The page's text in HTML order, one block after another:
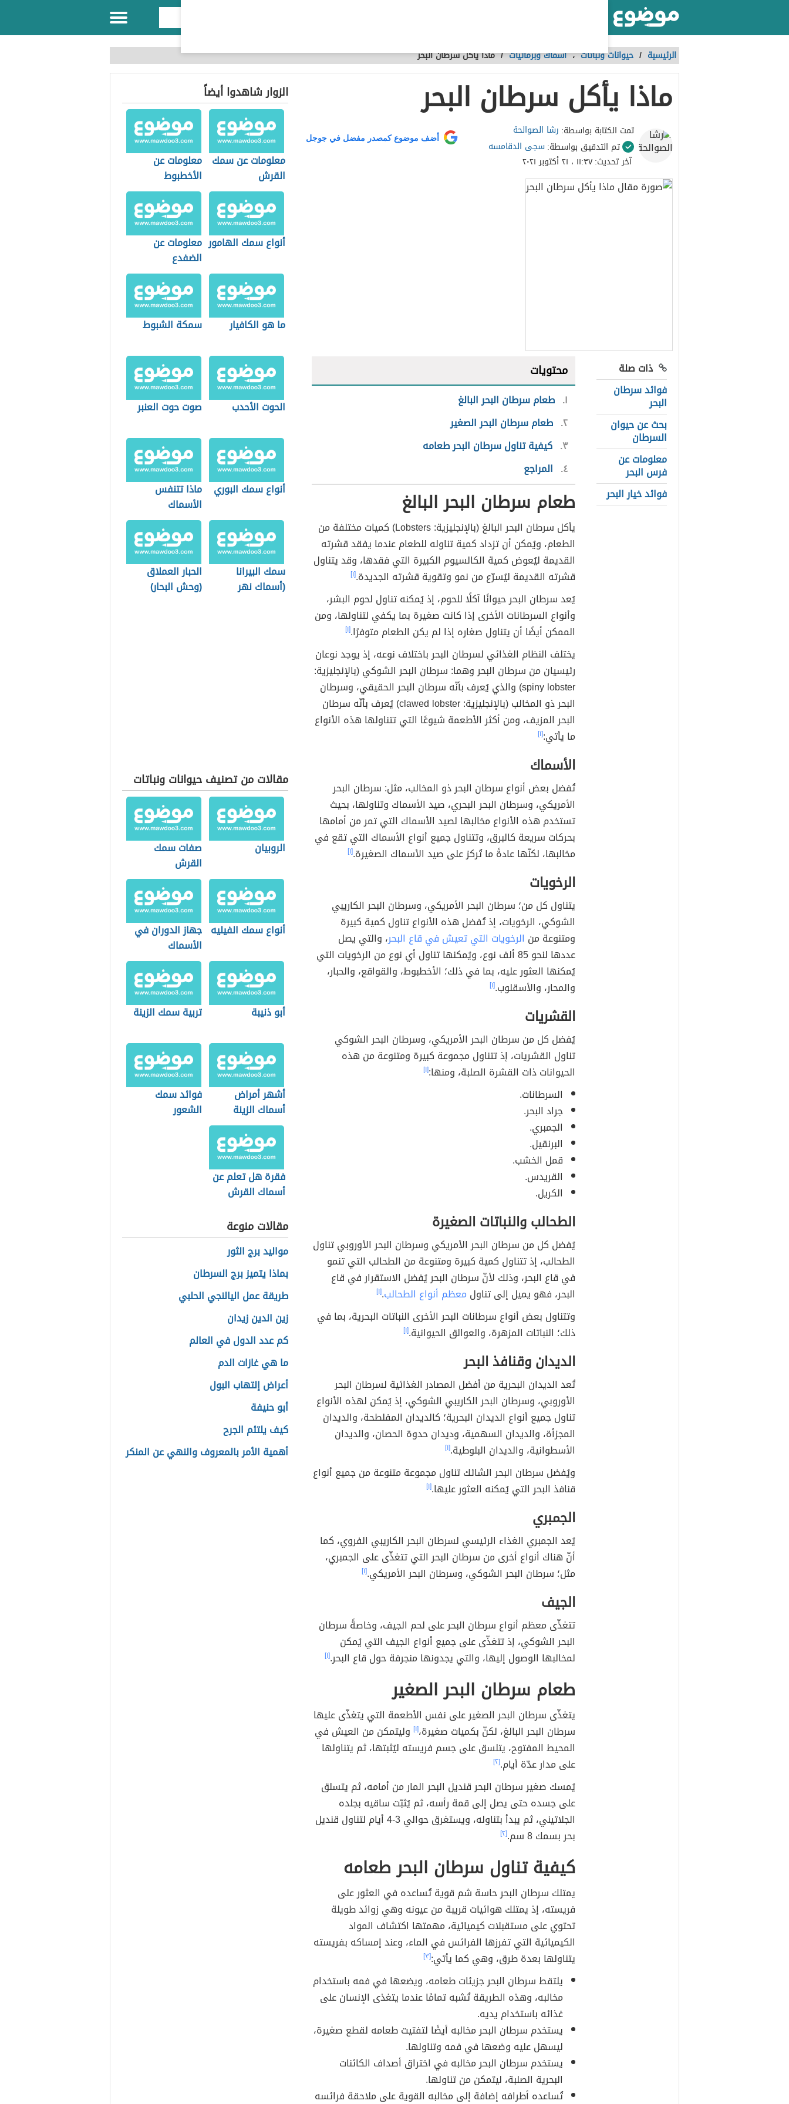
الرئيسية / حيوانات ونباتات،أسماك وبرمائيات /ماذا يأكل سرطان البحر
ماذا يأكل سرطان البحر
تمت الكتابة بواسطة: رشا الصوالحة
تم التدقيق بواسطة:سجى الدقامسه
آخر تحديث:١١:٣٧ ، ٢١ أكتوبر ٢٠٢١
أضف موضوع كمصدر مفضل في جوجل
ذات صلة
فوائد سرطان
البحر
بحث عن حيوان
السرطان
معلومات عن
فرس البحر
فوائد خيار البحر
محتويات
١ طعام سرطان البحر البالغ
٢ طعام سرطان البحر الصغير
٣ كيفية تناول سرطان البحر طعامه
٤ المراجع
طعام سرطان البحر البالغ
يأكل سرطان البحر البالغ (بالإنجليزية: Lobsters) كميات مختلفة من
الطعام، ويُمكن أن تزداد كمية تناوله للطعام عندما يفقد قشرته
القديمة ليُعوض كمية الكالسيوم الكبيرة التي فقدها، وقد يتناول
قشرته القديمة ليُسرّع من نمو وتقوية قشرته الجديدة.[١]
يُعد سرطان البحر حيوانًا آكلًا للحوم، إذ يُمكنه تناول لحوم البشر،
وأنواع السرطانات الأخرى إذا كانت صغيرة بما يكفي لتناولها، ومن
الممكن أيضًا أن يتناول صغاره إذا لم يكن الطعام متوفرًا.[١]
يختلف النظام الغذائي لسرطان البحر باختلاف نوعه، إذ يوجد نوعان
رئيسيان من سرطان البحر وهما: سرطان البحر الشوكي (بالإنجليزية:
spiny lobster) والذي يُعرف بأنّه سرطان البحر الحقيقي، وسرطان
البحر ذو المخالب (بالإنجليزية: clawed lobster) يُعرف بأنّه سرطان
البحر المزيف، ومن أكثر الأطعمة شيوعًا التي تتناولها هذه الأنواع
ما يأتي:[١]
الأسماك
تُفضل بعض أنواع سرطان البحر ذو المخالب، مثل: سرطان البحر
الأمريكي، وسرطان البحر البحري، صيد الأسماك وتناولها، بحيث
تستخدم هذه الأنواع مخالبها لصيد الأسماك التي تمر من أمامها
بحركات سريعة كالبرق، وتتناول جميع أنواع الأسماك التي تقع في
مخالبها، لكنّها عادةً ما تُركز على صيد الأسماك الصغيرة.[١]
الرخويات
يتناول كل من؛ سرطان البحر الأمريكي، وسرطان البحر الكاريبي
الشوكي، الرخويات، إذ تُفضل هذه الأنواع تناول كمية كبيرة
ومتنوعة من الرخويات التي تعيش في قاع البحر، والتي يصل
عددها لنحو 85 ألف نوع، ويُمكنها تناول أي نوع من الرخويات التي
يُمكنها العثور عليه، بما في ذلك؛ الأخطبوط، والقواقع، والحبار،
والمحار، والأسقلوب.[١]
القشريات
يُفضل كل من سرطان البحر الأمريكي، وسرطان البحر الشوكي
تناول القشريات، إذ تتناول مجموعة كبيرة ومتنوعة من هذه
الحيوانات ذات القشرة الصلبة، ومنها:[١]
السرطانات.
جراد البحر.
الجمبري.
البرنقيل.
قمل الخشب.
القريدس.
الكريل.
الطحالب والنباتات الصغيرة
يُفضل كل من سرطان البحر الأمريكي وسرطان البحر الأوروبي تناول
الطحالب، إذ تتناول كمية كبيرة ومتنوعة من الطحالب التي تنمو
في قاع البحر، وذلك لأنّ سرطان البحر يُفضل الاستقرار في قاع
البحر، فهو يميل إلى تناول معظم أنواع الطحالب.[١]
وتتناول بعض أنواع سرطانات البحر الأخرى النباتات البحرية، بما في
ذلك؛ النباتات المزهرة، والعوالق الحيوانية.[١]
الديدان وقنافذ البحر
تُعد الديدان البحرية من أفضل المصادر الغذائية لسرطان البحر
الأوروبي، وسرطان البحر الكاريبي الشوكي، إذ يُمكن لهذه الأنواع
تناول جميع أنواع الديدان البحرية؛ كالديدان المفلطحة، والديدان
المجزأة، والديدان السهمية، وديدان حدوة الحصان، والديدان
الأسطوانية، والديدان البلوطية.[١]
ويُفضل سرطان البحر الشائك تناول مجموعة متنوعة من جميع أنواع
قنافذ البحر التي يُمكنه العثور عليها.[١]
الجمبري
يُعد الجمبري الغذاء الرئيسي لسرطان البحر الكاريبي الفروي، كما
أنّ هناك أنواع أخرى من سرطان البحر التي تتغذّى على الجمبري،
مثل؛ سرطان البحر الشوكي، وسرطان البحر الأمريكي.[١]
الجيف
تتغذّى معظم أنواع سرطان البحر على لحم الجيف، وخاصةً سرطان
البحر الشوكي، إذ تتغذّى على جميع أنواع الجيف التي يُمكن
لمخالبها الوصول إليها، والتي يجدونها منجرفة حول قاع البحر.[١]
طعام سرطان البحر الصغير
يتغذّى سرطان البحر الصغير على نفس الأطعمة التي يتغذّى عليها
سرطان البحر البالغ، لكنّ بكميات صغيرة،[١] وليتمكن من العيش في
المحيط المفتوح، يتلسق على جسم فريسته ليُثبتها، ثم يتناولها
على مدار عدّة أيام.[٢]
يُمسك صغير سرطان البحر قنديل البحر المار من أمامه، ثم يتسلق
على جسده حتى يصل إلى قمة رأسه، ثم يُثبّت ساقيه بجلده
الجلاتيني، ثم يبدأ بتناوله، ويستغرق حوالي 3-4 أيام لتناول قنديل
بحر بسمك 8 سم.
[٢]
كيفية تناول سرطان البحر طعامه
يمتلك سرطان البحر حاسة شم قوية تُساعده في العثور على
فريسته، إذ يمتلك هوائيات قريبة من عيونه وهي زوائد طويلة
تحتوي على مستقبلات كيميائية، مهمتها اكتشاف المواد
الكيميائية التي تفرزها الفرائس في الماء، وعند إمساكه بفريسته
يتناولها بعدة طرق، وهي كما يأتي:[٣]
يلتقط سرطان البحر جزيئات طعامه، ويضعها في فمه باستخدام
مخالبه، وهذه الطريقة تُشبه تمامًا عندما يتغذى الإنسان على
غذائه باستخدام يديه.
يستخدم سرطان البحر مخالبه أيضًا لتفتيت طعامه لقطع صغيرة،
ليسهل عليه وضعها في فمه وتناولها.
يستخدم سرطان البحر مخالبه في اختراق أصداف الكائنات
البحرية الصلبة، ليتمكن من تناولها.
تُساعده أطرافه إضافة إلى مخالبه القوية على ملاحقة فرائسه
الزوار شاهدوا أيضاً
معلومات عن سمك
القرش
معلومات عن
الأخطبوط
أنواع سمك الهامور معلومات عن
الضفدع
ما هو الكافيار سمكة الشبوط
الحوت الأحدب صوت حوت العنبر
أنواع سمك البوري
ماذا تتنفس
الأسماك
سمك البيرانا
(أسماك نهر
الحبار العملاق
(وحش البحار)
مقالات من تصنيف حيوانات ونباتات
الروبيان
صفات سمك
القرش
أنواع سمك الفيليه جهاز الدوران في
الأسماك
أبو ذنيبة تربية سمك الزينة
أشهر أمراض
أسماك الزينة
فوائد سمك
الشعور
فقرة هل تعلم عن
أسماك القرش
مقالات منوعة
مواليد برج الثور
بماذا يتميز برج السرطان
طريقة عمل اليالنجي الحلبي
زين الدين زيدان
كم عدد الدول في العالم
ما هي غازات الدم
أعراض إلتهاب البول
أبو حنيفة
كيف يلتئم الجرح
أهمية الأمر بالمعروف والنهي عن المنكر